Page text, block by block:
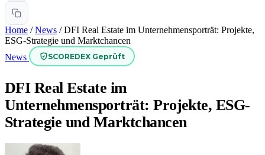
Home / News / DFI Real Estate im Unternehmensporträt: Projekte,
ESG-Strategie und Marktchancen
News
SCOREDEX Geprüft
DFI Real Estate im
Unternehmensporträt: Projekte, ESG-
Strategie und Marktchancen